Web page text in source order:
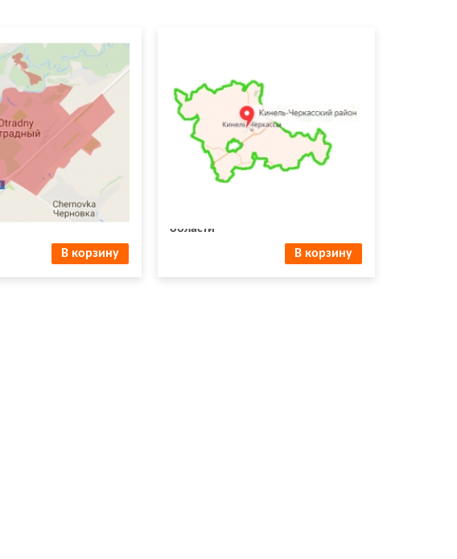
г.
область.
В корзину
области
В корзину